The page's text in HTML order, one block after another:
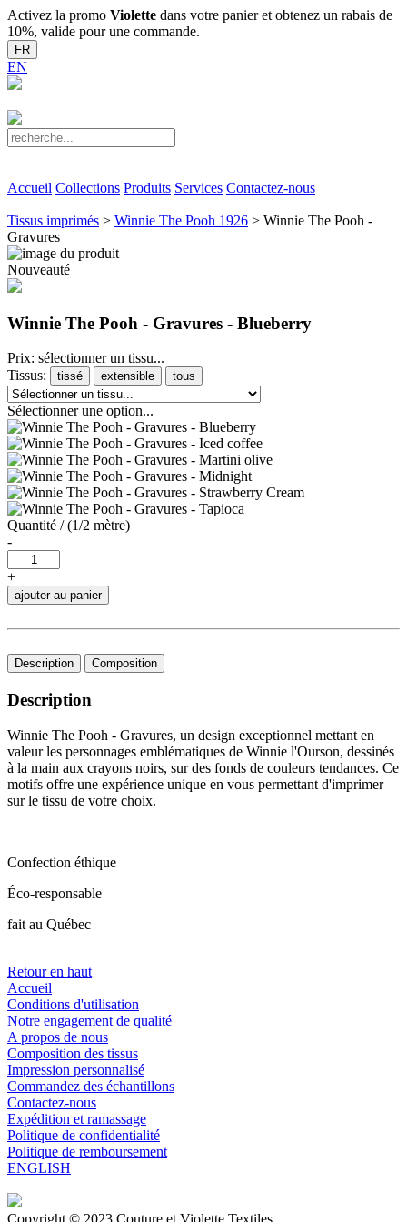
Activez la promo Violette dans votre panier et obtenez un rabais de
10%, valide pour une commande.
FR
EN
Accueil Collections Produits Services Contactez-nous
Tissus imprimés > Winnie The Pooh 1926 > Winnie The Pooh -
Gravures
Nouveauté
Winnie The Pooh - Gravures - Blueberry
Prix: sélectionner un tissu...
Tissus:
tissé extensible tous
Sélectionner une option...
Quantité / (1/2 mètre)
-
+
ajouter au panier
Description Composition
Description
Winnie The Pooh - Gravures, un design exceptionnel mettant en
valeur les personnages emblématiques de Winnie l'Ourson, dessinés
à la main aux crayons noirs, sur des fonds de couleurs tendances. Ce
motifs offre une expérience unique en vous permettant d'imprimer
sur le tissu de votre choix.
Confection éthique
Éco-responsable
fait au Québec
Retour en haut
Accueil
Conditions d'utilisation
Notre engagement de qualité
A propos de nous
Composition des tissus
Impression personnalisé
Commandez des échantillons
Contactez-nous
Expédition et ramassage
Politique de confidentialité
Politique de remboursement
ENGLISH
Copyright © 2023 Couture et Violette Textiles